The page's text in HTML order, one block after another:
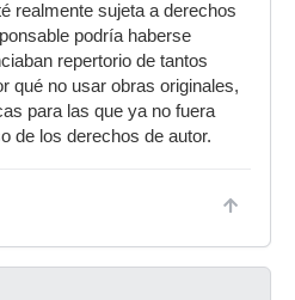
realmente sujeta a derechos
podría haberse
repertorio de tantos
qué no usar obras originales,
para las que ya no fuera
de los derechos de autor.